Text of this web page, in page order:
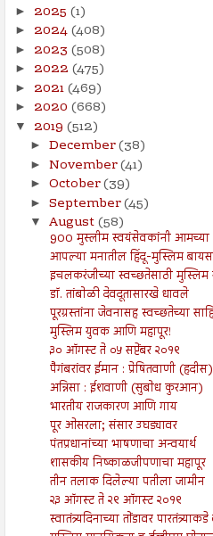
► 2025 (1)
► 2024(408)
► 2023 (508)
► 2022 (475)
► 2021(469)
► 2020 (668)
▼ 2019 (512)
► December(38)
► November(41)
► October(39)
► September(45)
▼ August(58)
900 मुस्लीम स्वयंसेवकांनी आमच्या
आपल्या मनातील हिंदू-मुस्लिम
इचलकरंजीच्या स्वच्छतेसाठी
डॉ. तांबोळी देवदूतासारखे धावले
पूरग्रस्तांना जेवनासह स्वच्छतेच्या
मुस्लिम युवक आणि महापूर!
३० ऑगस्ट ते ०५ सप्टेंबर २०१९
पैगंबरांवर ईमान : प्रेषितवाणी (हदीस)
अन्निसा : ईशवाणी (सुबोध कुरआन)
भारतीय राजकारण आणि गाय
पूर ओसरला; संसार उघड्यावर
पंतप्रधानांच्या भाषणाचा अन्वयार्थ
शासकीय निष्काळजीपणाचा महापूर
तीन तलाक दिलेल्या पतीला जामीन
२३ ऑगस्ट ते २९ ऑगस्ट २०१९
स्वातंत्र्यदिनाच्या तोंडावर